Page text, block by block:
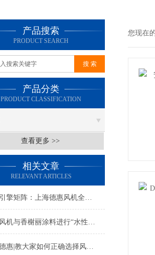
产品搜索
PRODUCT SEARCH
产品分类
PRODUCT CLASSIFICATION
查看更多 >>
相关文章
RELEVANT ARTICLES
智流引擎矩阵：上海德惠风机全类型技术图谱与场景化应用
德惠风机与香榭丽涂料进行“水性工业漆专业涂装系统解决方案”技术研讨
上海德惠|教大家如何正确选择风机？
您现在